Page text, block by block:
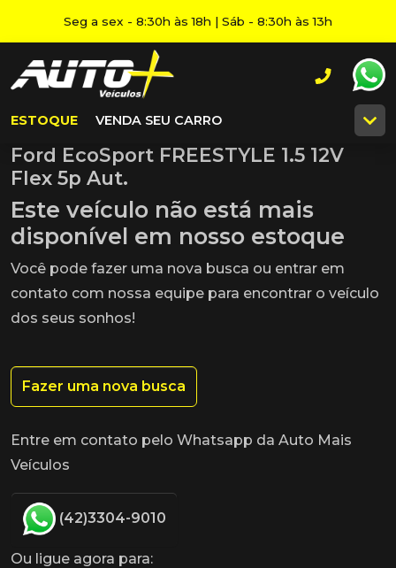
Seg a sex - 8:30h às 18h | Sáb - 8:30h às 13h
ESTOQUE VENDA SEU CARRO
Ford EcoSport FREESTYLE 1.5 12V
Flex 5p Aut.
Este veículo não está mais
disponível em nosso estoque
Você pode fazer uma nova busca ou entrar em
contato com nossa equipe para encontrar o veículo
dos seus sonhos!
Fazer uma nova busca
Entre em contato pelo Whatsapp da Auto Mais
Veículos
(42)3304-9010
Ou ligue agora para: